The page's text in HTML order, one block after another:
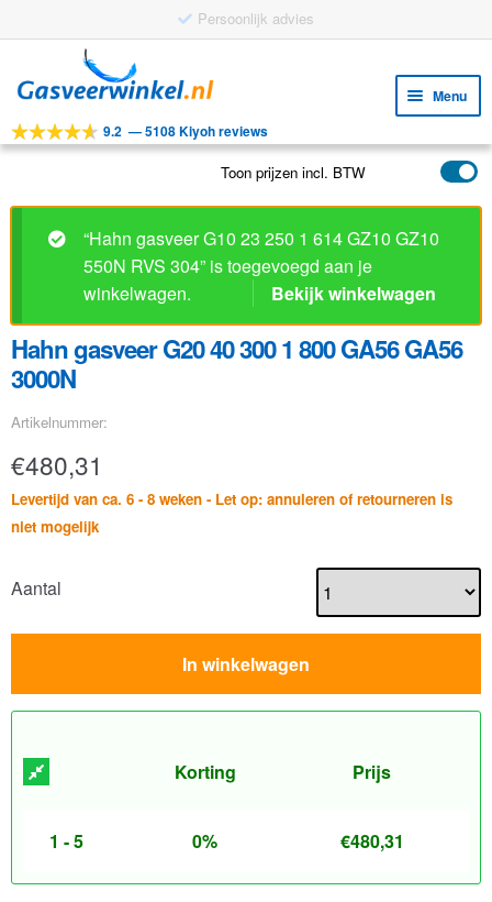
Persoonlijk advies
door
navigatie
naar
inhoud
Menu
Tools
Toepassingen
Klantenservice
9.2 —5108 Kiyoh reviews
Toon prijzen incl. BTW
“Hahn gasveer G10 23 250 1 614 GZ10 GZ10
550N RVS 304” is toegevoegd aan je
winkelwagen.
Bekijk winkelwagen
Hahn gasveer G20 40 300 1 800 GA56 GA56
3000N
Artikelnummer:
€480,31
Levertijd van ca. 6 - 8 weken - Let op: annuleren of retourneren is
niet mogelijk
Aantal
In winkelwagen
Korting Prijs
1 - 5 0% €480,31